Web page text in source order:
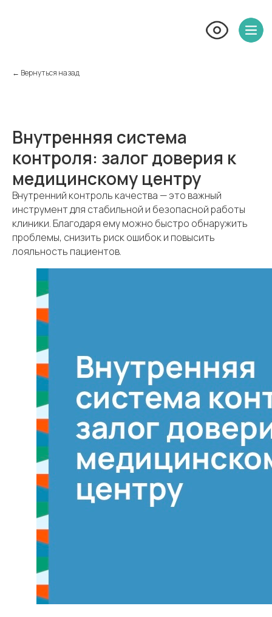
← Вернуться назад
Внутренняя система
контроля: залог доверия к
медицинскому центру
Внутренний контроль качества — это важный
инструмент для стабильной и безопасной работы
клиники. Благодаря ему можно быстро обнаружить
проблемы, снизить риск ошибок и повысить
лояльность пациентов.